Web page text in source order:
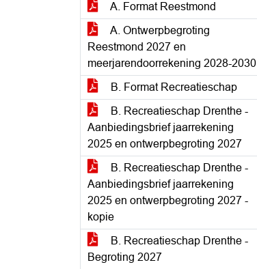
A. Format Reestmond
A. Ontwerpbegroting
Reestmond 2027 en
meerjarendoorrekening 2028-2030
B. Format Recreatieschap
B. Recreatieschap Drenthe -
Aanbiedingsbrief jaarrekening
2025 en ontwerpbegroting 2027
B. Recreatieschap Drenthe -
Aanbiedingsbrief jaarrekening
2025 en ontwerpbegroting 2027 -
kopie
B. Recreatieschap Drenthe -
Begroting 2027